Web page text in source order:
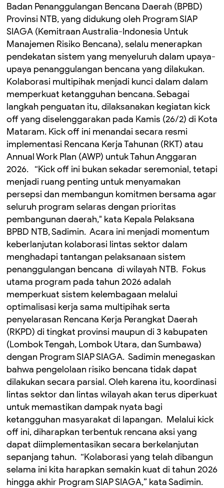
Badan Penanggulangan Bencana Daerah (BPBD)
Provinsi NTB, yang didukung oleh Program SIAP
SIAGA (Kemitraan Australia-Indonesia Untuk
Manajemen Risiko Bencana), selalu menerapkan
pendekatan sistem yang menyeluruh dalam upaya-
upaya penanggulangan bencana yang dilakukan. ‎
Kolaborasi multipihak menjadi kunci dalam dalam
memperkuat ketangguhan bencana. Sebagai
langkah penguatan itu, dilaksanakan kegiatan kick
off yang diselenggarakan pada Kamis (26/2) di Kota
Mataram. Kick off ini menandai secara resmi
implementasi Rencana Kerja Tahunan (RKT) atau
Annual Work Plan (AWP) untuk Tahun Anggaran
2026. ‎ ‎ ‎“Kick off ini bukan sekadar seremonial, tetapi
menjadi ruang penting untuk menyamakan
persepsi dan membangun komitmen bersama agar
seluruh program selaras dengan prioritas
pembangunan daerah," kata Kepala Pelaksana
BPBD NTB, Sadimin. ‎ ‎Acara ini menjadi momentum
keberlanjutan kolaborasi lintas sektor dalam
menghadapi tantangan pelaksanaan sistem
penanggulangan bencana di wilayah NTB. ‎ Fokus
utama program pada tahun 2026 adalah
memperkuat sistem kelembagaan melalui
optimalisasi kerja sama multipihak serta
penyelarasan Rencana Kerja Perangkat Daerah
(RKPD) di tingkat provinsi maupun di 3 kabupaten
(Lombok Tengah, Lombok Utara, dan Sumbawa)
dengan Program SIAP SIAGA. ‎ ‎Sadimin menegaskan
bahwa pengelolaan risiko bencana tidak dapat
dilakukan secara parsial. Oleh karena itu, koordinasi
lintas sektor dan lintas wilayah akan terus diperkuat
untuk memastikan dampak nyata bagi
ketangguhan masyarakat di lapangan. ‎ Melalui kick
off ini, diharapkan terbentuk rencana aksi yang
dapat diimplementasikan secara berkelanjutan
sepanjang tahun. ‎ ‎“Kolaborasi yang telah dibangun
selama ini kita harapkan semakin kuat di tahun 2026
hingga akhir Program SIAP SIAGA,’’ kata Sadimin. ‎